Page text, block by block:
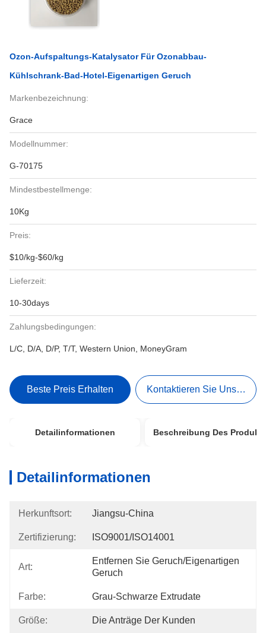
Ozon-Aufspaltungs-Katalysator Für Ozonabbau-
Kühlschrank-Bad-Hotel-Eigenartigen Geruch
Markenbezeichnung:
Grace
Modellnummer:
G-70175
Mindestbestellmenge:
10Kg
Preis:
$10/kg-$60/kg
Lieferzeit:
10-30days
Zahlungsbedingungen:
L/C, D/A, D/P, T/T, Western Union, MoneyGram
Beste Preis Erhalten Kontaktieren Sie Uns Jetzt
Detailinformationen Beschreibung Des
Detailinformationen
Herkunftsort: Jiangsu-China
Zertifizierung: ISO9001/ISO14001
Art:
Entfernen Sie Geruch/eigenartigen
Geruch
Farbe: Grau-Schwarze Extrudate
Größe: Die Anträge Der Kunden